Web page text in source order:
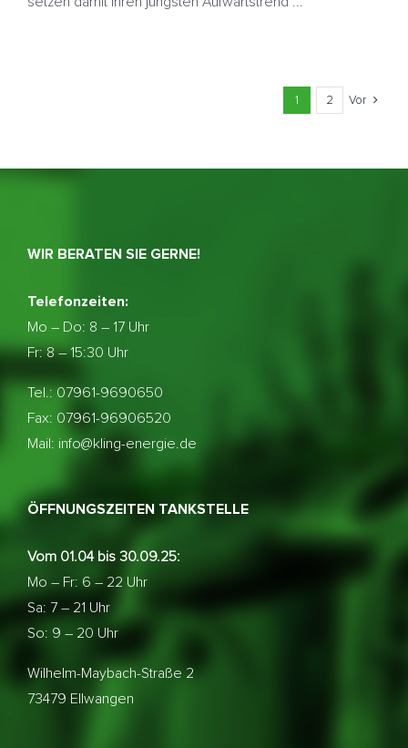
1 2 Vor
WIR BERATEN SIE GERNE!
Telefonzeiten:
Mo – Do: 8 – 17 Uhr
Fr: 8 – 15:30 Uhr
Tel.: 07961-9690650
Fax: 07961-96906520
Mail: info@kling-energie.de
ÖFFNUNGSZEITEN TANKSTELLE
Vom 01.04 bis 30.09.25:
Mo – Fr: 6 – 22 Uhr
Sa: 7 – 21 Uhr
So: 9 – 20 Uhr
Wilhelm-Maybach-Straße 2
73479 Ellwangen